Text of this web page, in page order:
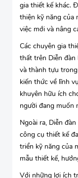
gia thiết kế khác.
thiện kỹ năng của
việc mới và nâng
Các chuyên gia
thất trên Diễn đàn
và thành tựu
kiến thức về lĩnh
khuyên hữu ích
người đang muốn
Ngoài ra, Diễn
công cụ thiết kế
triển kỹ năng của
mẫu thiết kế,
Với những lợi ích